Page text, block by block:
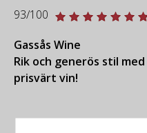
93/100
Gassås Wine
Rik och generös stil
prisvärt vin!